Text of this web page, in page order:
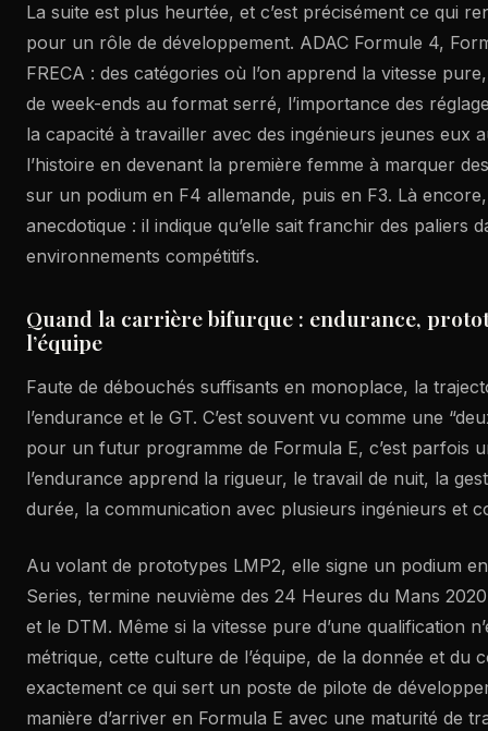
La suite est plus heurtée, et c’est précisément ce qui
pour un rôle de développement. ADAC Formule 4,
FRECA : des catégories où l’on apprend la vitesse
de week-ends au format serré, l’importance des
la capacité à travailler avec des ingénieurs jeunes eux
l’histoire en devenant la première femme à marquer
sur un podium en F4 allemande, puis en F3. Là encore,
anecdotique : il indique qu’elle sait franchir des paliers
environnements compétitifs.
Quand la carrière bifurque : endurance,
l’équipe
Faute de débouchés suffisants en monoplace, la
l’endurance et le GT. C’est souvent vu comme une
pour un futur programme de Formula E, c’est parfois
l’endurance apprend la rigueur, le travail de nuit, la
durée, la communication avec plusieurs ingénieurs et
Au volant de prototypes LMP2, elle signe un podium
Series, termine neuvième des 24 Heures du Mans
et le DTM. Même si la vitesse pure d’une qualification
métrique, cette culture de l’équipe, de la donnée et du
exactement ce qui sert un poste de pilote de
manière d’arriver en Formula E avec une maturité de